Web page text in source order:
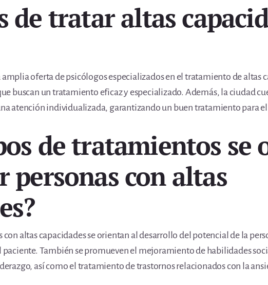
de tratar altas
oferta de psicólogos especializados en el tratamiento de altas
buscan un tratamiento eficaz y especializado. Además, la ciudad
atención individualizada, garantizando un buen tratamiento para
de tratamientos se
personas con altas
con altas capacidades se orientan al desarrollo del potencial de la
También se promueven el mejoramiento de habilidades
así como el tratamiento de trastornos relacionados con la